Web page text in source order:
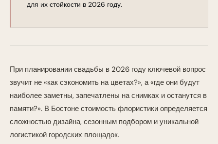
для их стойкости в 2026 году.
При планировании свадьбы в 2026 году ключевой вопрос
звучит не «как сэкономить на цветах?», а «где они будут
наиболее заметны, запечатлены на снимках и останутся в
памяти?». В Бостоне стоимость флористики определяется
сложностью дизайна, сезонным подбором и уникальной
логистикой городских площадок.